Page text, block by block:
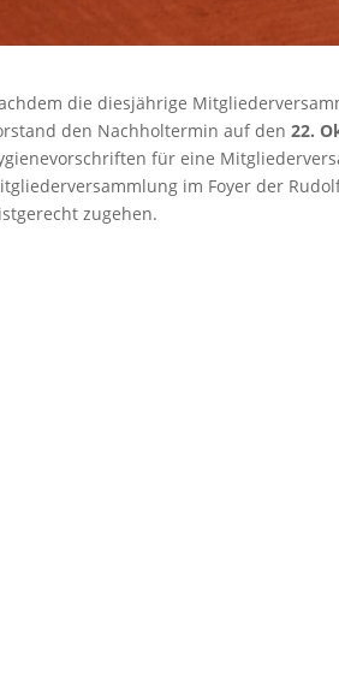
die diesjährige
den Nachholtermin auf den 22.
für eine
im Foyer der
zugehen.